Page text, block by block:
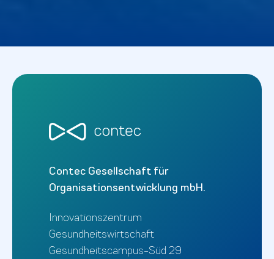
Contec Gesellschaft für
Organisationsentwicklung mbH.
Innovationszentrum
Gesundheitswirtschaft
Gesundheitscampus-Süd 29